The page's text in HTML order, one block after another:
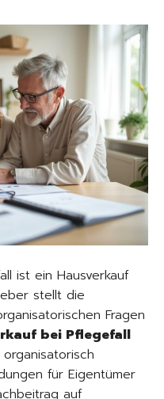
ist ein Hausverkauf
stellt die
Fragen
bei Pflegefall
für Eigentümer
auf